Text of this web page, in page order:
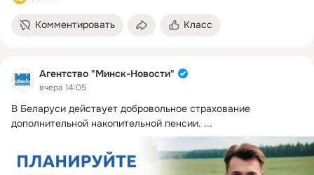
Комментировать Класс
Агентство "Минск-Новости"
вчера 14:05
В Беларуси действует добровольное страхование
дополнительной накопительной пенсии. ...